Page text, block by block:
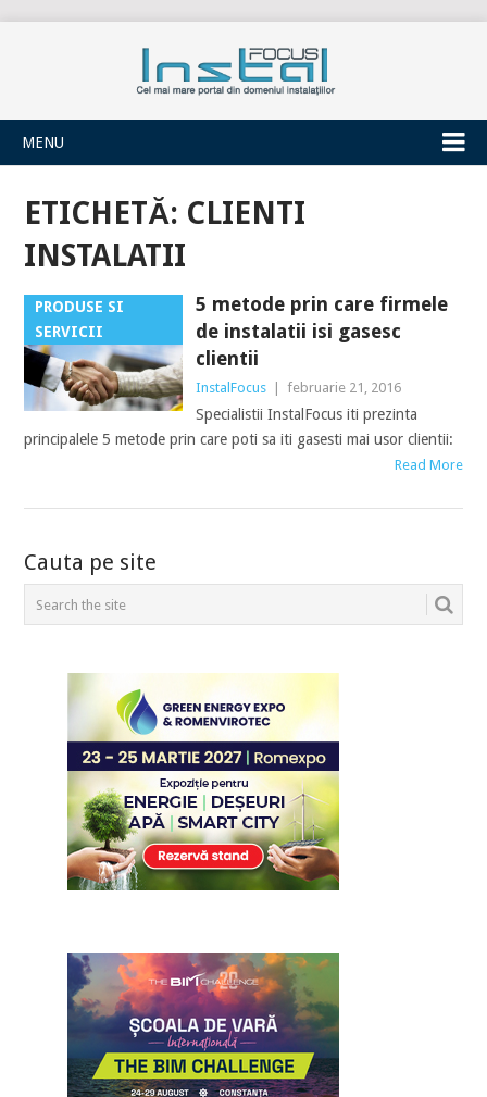
INSTALFOCUS
MENU
ETICHETĂ: CLIENTI
INSTALATII
PRODUSE SI
SERVICII
5 metode prin care firmele
de instalatii isi gasesc
clientii
InstalFocus februarie 21, 2016
Specialistii InstalFocus iti prezinta
principalele 5 metode prin care poti sa iti gasesti mai usor clientii:
Read More
POSTS
NAVIGATION
Cauta pe site